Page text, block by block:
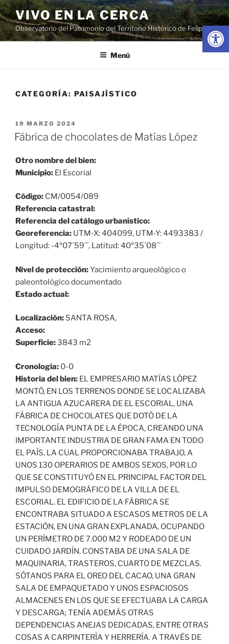
Abrir
Saltar
al
contenido
VIVO EN LA CERCA
Observatorio del Patrimonio del Territorio Histórico de Felipe II
Menú
CATEGORÍA: PAISAJÍSTICO
PUBLICADO
EL
19 MARZO 2024
Fábrica de chocolates de Matías López
Otro nombre del bien:
Municipio: El Escorial
Código: CM/0054/089
Referencia catastral:
Referencia del catálogo urbanístico:
Georeferencia: UTM-X: 404099, UTM-Y: 4493383 /
Longitud: -4º07´59´´, Latitud: 40º35´08´´
Nivel de protección:Yacimiento arqueológico o
paleontológico documentado
Estado actual:
Localización: SANTA ROSA,
Acceso:
Superficie:3843 m2
Cronología: 0-0
Historia del bien: EL EMPRESARIO MATÍAS LÓPEZ
MONTÓ, EN LOS TERRENOS DONDE SE LOCALIZABA
LA ANTIGUA AZUCARERA DE EL ESCORIAL, UNA
FÁBRICA DE CHOCOLATES QUE DOTÓ DE LA
TECNOLOGÍA PUNTA DE LA ÉPOCA, CREANDO UNA
IMPORTANTE INDUSTRIA DE GRAN FAMA EN TODO
EL PAÍS, LA CUAL PROPORCIONABA TRABAJO, A
UNOS 130 OPERARIOS DE AMBOS SEXOS, POR LO
QUE SE CONSTITUYÓ EN EL PRINCIPAL FACTOR DEL
IMPULSO DEMOGRÁFICO DE LA VILLA DE EL
ESCORIAL. EL EDIFICIO DE LA FÁBRICA SE
ENCONTRABA SITUADO A ESCASOS METROS DE LA
ESTACIÓN, EN UNA GRAN EXPLANADA, OCUPANDO
UN PERÍMETRO DE 7.000 M2 Y RODEADO DE UN
CUIDADO JARDÍN. CONSTABA DE UNA SALA DE
MAQUINARIA, TRASTEROS, CUARTO DE MEZCLAS.
SÓTANOS PARA EL OREO DEL CACAO, UNA GRAN
SALA DE EMPAQUETADO Y UNOS ESPACIOSOS
ALMACENES EN LOS QUE SE EFECTUABA LA CARGA
Y DESCARGA; TENÍA ADEMÁS OTRAS
DEPENDENCIAS ANEJAS DEDICADAS, ENTRE OTRAS
COSAS A CARPINTERÍA Y HERRERÍA. A TRAVÉS DE